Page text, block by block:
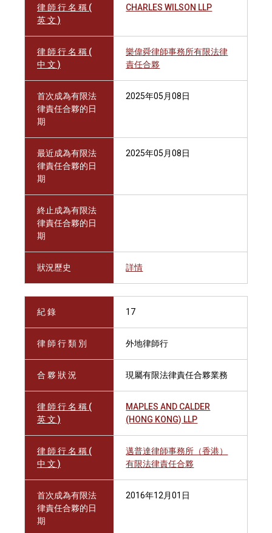
律 師 行 名 稱 (
英 文 )
CHARLES WILSON LLP
律 師 行 名 稱 (
中 文 )
樂偉舜律師事務所有限法律
責任合夥
首次成為有限法
律責任合夥的日
期
2025年05月08日
最近成為有限法
律責任合夥的日
期
2025年05月08日
終止成為有限法
律責任合夥的日
期
狀況歷史 詳情
紀 錄 17
律 師 行 類 別 外地律師行
合 夥 狀 況 現屬有限法律責任合夥業務
律 師 行 名 稱 (
英 文 )
MAPLES AND CALDER
(HONG KONG) LLP
律 師 行 名 稱 (
中 文 )
邁普達律師事務所（香港）
有限法律責任合夥
首次成為有限法
律責任合夥的日
期
2016年12月01日